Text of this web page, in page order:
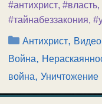
#антихрист, #власть,
#тайнабеззакония,
Рубрики
Антихрист,
Война,
война, Уничтожение